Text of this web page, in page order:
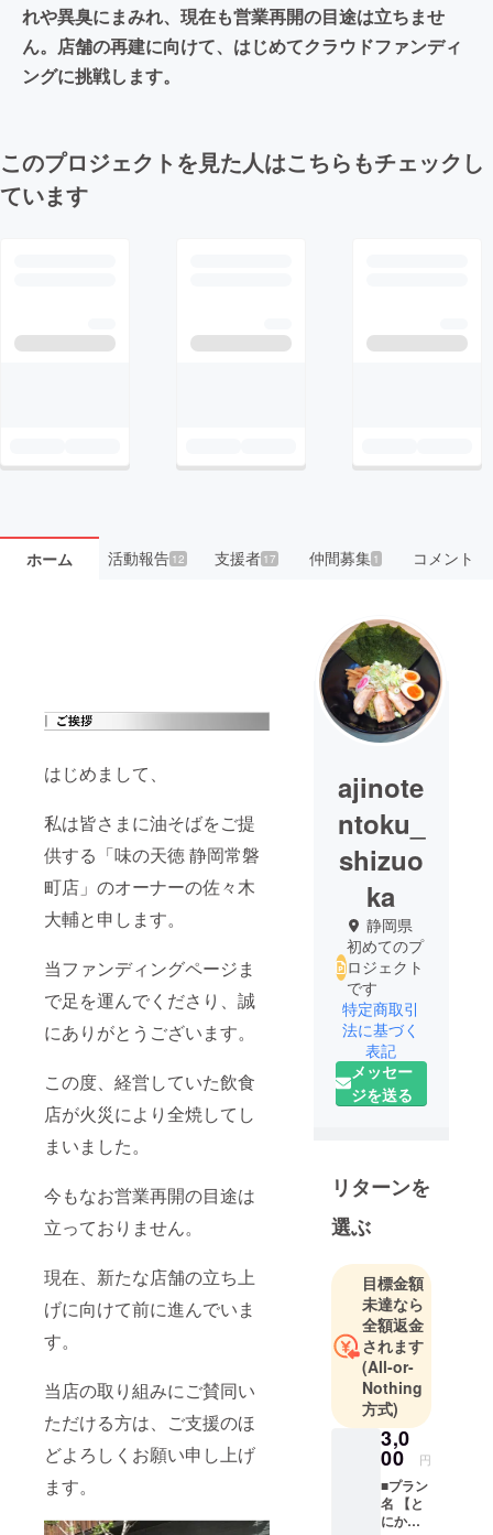
れや異臭にまみれ、現在も営業再開の目途は立ちませ
ん。店舗の再建に向けて、はじめてクラウドファンディ
ングに挑戦します。
このプロジェクトを見た人はこちらもチェックし
ています
ホーム 活動報告12 支援者 17 仲間募集 1 コメント
はじめまして、
私は皆さまに油そばをご提
供する「味の天徳 静岡常磐
町店」のオーナーの佐々木
大輔と申します。
当ファンディングページま
で足を運んでくださり、誠
にありがとうございます。
この度、経営していた飲食
店が火災により全焼してし
まいました。
今もなお営業再開の目途は
立っておりません。
現在、新たな店舗の立ち上
げに向けて前に進んでいま
す。
当店の取り組みにご賛同い
ただける方は、ご支援のほ
どよろしくお願い申し上げ
ます。
ajinote
ntoku_
shizuo
ka
静岡県
初めてのプ
ロジェクト
です
特定商取引
法に基づく
表記
メッセー
ジを送る
リターンを
選ぶ
目標金額
未達なら
全額返金
されます
(All-or-
Nothing
方式)
3,0
00 円
■プラン
名 【と
にかく